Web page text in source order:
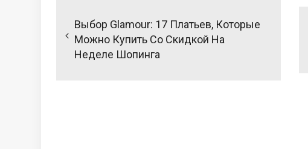
записям
Выбор Glamour: 17 Платьев, Которые
Можно Купить Со Скидкой На
Неделе Шопинга